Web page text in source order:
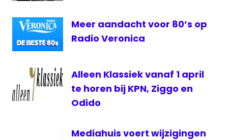
Ultimate
Fighting
Championship
Meer aandacht voor 80’s op
Radio Veronica
Alleen Klassiek vanaf 1 april
te horen bij KPN, Ziggo en
Odido
Mediahuis voert wijzigingen